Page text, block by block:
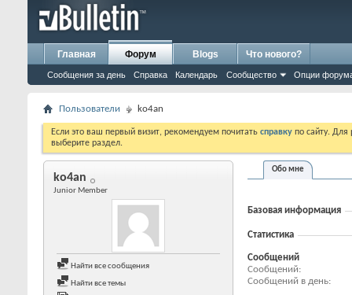
Главная Форум
Сообщения за день Справка Календарь Сообщество Опции
Blogs Что нового?
Пользователи ko4an
Если это ваш первый визит, рекомендуем почитать справку по сайту.
выберите раздел.
ko4an
Junior Member
Найти все сообщения
Найти все темы
Обо мне
Базовая информация
Статистика
Сообщений
Сообщений
Сообщений в день